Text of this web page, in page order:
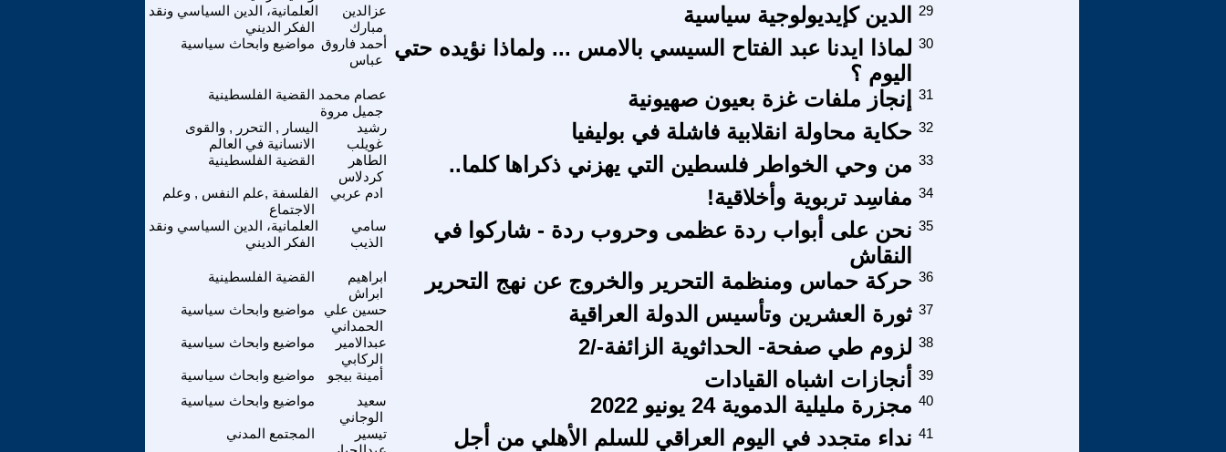
العلمانية، الدين السياسي ونقد
الفكر الديني
عزالدين
مبارك
الدين كإيديولوجية سياسية 29
مواضيع وابحاث سياسية أحمد فاروق
عباس
لماذا ايدنا عبد الفتاح السيسي بالامس ... ولماذا نؤيده حتي
اليوم ؟
30
القضية الفلسطينية عصام محمد
جميل مروة
إنجاز ملفات غزة بعيون صهيونية 31
اليسار , التحرر , والقوى
الانسانية في العالم
رشيد
غويلب
حكاية محاولة انقلابية فاشلة في بوليفيا 32
القضية الفلسطينية
الطاهر
كردلاس
من وحي الخواطر فلسطين التي يهزني ذكراها كلما.. 33
الفلسفة ,علم النفس , وعلم
الاجتماع
ادم عربي مفاسِد تربوية وأخلاقية! 34
العلمانية، الدين السياسي ونقد
الفكر الديني
سامي
الذيب
نحن على أبواب ردة عظمى وحروب ردة - شاركوا في
النقاش
35
القضية الفلسطينية
ابراهيم
ابراش
حركة حماس ومنظمة التحرير والخروج عن نهج التحرير 36
مواضيع وابحاث سياسية
حسين علي
الحمداني
ثورة العشرين وتأسيس الدولة العراقية 37
مواضيع وابحاث سياسية
عبدالامير
الركابي
لزوم طي صفحة- الحداثوية الزائفة-/2 38
مواضيع وابحاث سياسية أمينة بيجو أنجازات اشباه القيادات
39
مواضيع وابحاث سياسية
سعيد
الوجاني
مجزرة مليلية الدموية 24 يونيو 2022 40
المجتمع المدني
تيسير
نداء متجدد في اليوم العراقي للسلم الأهلي من أجل 41